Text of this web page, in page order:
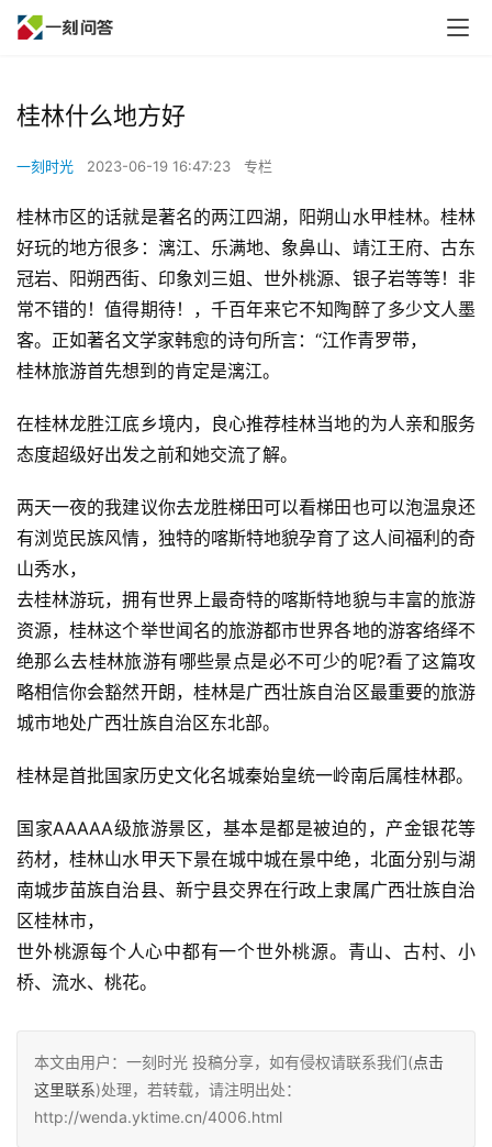
桂林什么地方好
一刻时光 2023-06-19 16:47:23 专栏
桂林市区的话就是著名的两江四湖，阳朔山水甲桂林。桂林
好玩的地方很多：漓江、乐满地、象鼻山、靖江王府、古东
冠岩、阳朔西街、印象刘三姐、世外桃源、银子岩等等！非
常不错的！值得期待！，千百年来它不知陶醉了多少文人墨
客。正如著名文学家韩愈的诗句所言：“江作青罗带，
桂林旅游首先想到的肯定是漓江。
在桂林龙胜江底乡境内，良心推荐桂林当地的为人亲和服务
态度超级好出发之前和她交流了解。
两天一夜的我建议你去龙胜梯田可以看梯田也可以泡温泉还
有浏览民族风情，独特的喀斯特地貌孕育了这人间福利的奇
山秀水，
去桂林游玩，拥有世界上最奇特的喀斯特地貌与丰富的旅游
资源，桂林这个举世闻名的旅游都市世界各地的游客络绎不
绝那么去桂林旅游有哪些景点是必不可少的呢?看了这篇攻
略相信你会豁然开朗，桂林是广西壮族自治区最重要的旅游
城市地处广西壮族自治区东北部。
桂林是首批国家历史文化名城秦始皇统一岭南后属桂林郡。
国家AAAAA级旅游景区，基本是都是被迫的，产金银花等
药材，桂林山水甲天下景在城中城在景中绝，北面分别与湖
南城步苗族自治县、新宁县交界在行政上隶属广西壮族自治
区桂林市，
世外桃源每个人心中都有一个世外桃源。青山、古村、小
桥、流水、桃花。
本文由用户：一刻时光 投稿分享，如有侵权请联系我们(点击
这里联系)处理，若转载，请注明出处：
http://wenda.yktime.cn/4006.html